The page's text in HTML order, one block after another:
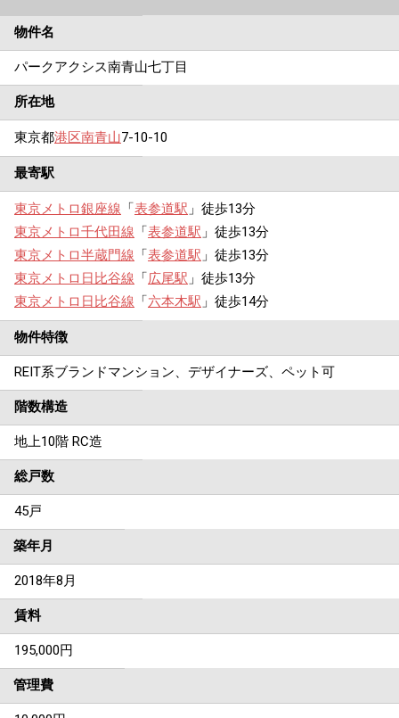
物件名
パークアクシス南青山七丁目
所在地
東京都港区南青山7-10-10
最寄駅
東京メトロ銀座線 「表参道駅 」徒歩13分
東京メトロ千代田線 「表参道駅 」徒歩13分
東京メトロ半蔵門線 「表参道駅 」徒歩13分
東京メトロ日比谷線 「広尾駅 」徒歩13分
東京メトロ日比谷線 「六本木駅 」徒歩14分
物件特徴
REIT系ブランドマンション、デザイナーズ、ペット可
階数構造
地上10階 RC造
総戸数
45戸
築年月
2018年8月
賃料
195,000円
管理費